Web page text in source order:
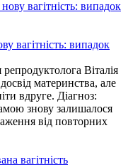
вагітність: випадок
Віталія
материнства, але
вдруге. Діагноз:
знову залишалося
від повторних